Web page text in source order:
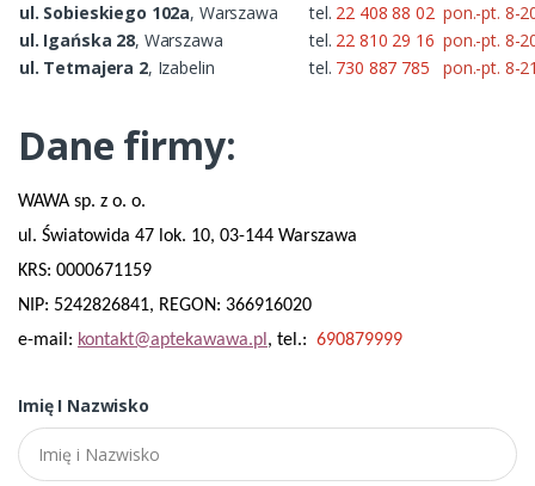
ul. Sobieskiego 102a, Warszawa tel. 22 408 88 02 pon.-pt. 8-
ul. Igańska 28, Warszawa tel. 22 810 29 16 pon.-pt. 8-
ul. Tetmajera 2, Izabelin tel. 730 887 785 pon.-pt. 8-
Dane firmy:
WAWA sp. z o. o.
ul. Światowida 47 lok. 10, 03-144 Warszawa
KRS: 0000671159
NIP: 5242826841, REGON: 366916020
e-mail: kontakt@aptekawawa.pl, tel.: 690879999
Imię I Nazwisko